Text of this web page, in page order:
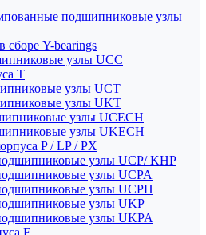
подшипниковые узлы
сборе Y-bearings
узлы UCC
T
узлы UCT
узлы UKT
узлы UCECH
узлы UKECH
P / LP / PX
узлы UCP/ KHP
узлы UCPA
узлы UCPH
узлы UKP
узлы UKPA
F